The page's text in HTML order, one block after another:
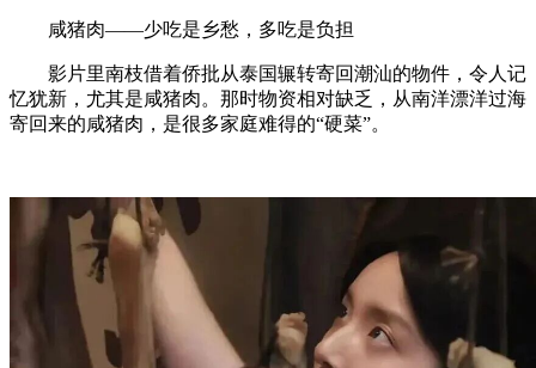
咸猪肉——少吃是乡愁，多吃是负担
影片里南枝借着侨批从泰国辗转寄回潮汕的物件，令人记
忆犹新，尤其是咸猪肉。那时物资相对缺乏，从南洋漂洋过海
寄回来的咸猪肉，是很多家庭难得的“硬菜”。